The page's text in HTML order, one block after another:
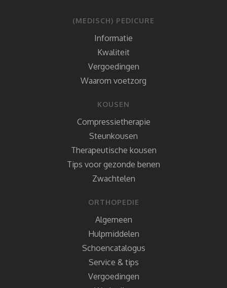
(MEDISCH) PEDICURE
Informatie
Kwaliteit
Vergoedingen
Waarom voetzorg
KOUSEN
Compressietherapie
Steunkousen
Therapeutische kousen
Tips voor gezonde benen
Zwachtelen
ORTHOPEDIE
Algemeen
Hulpmiddelen
Schoencatalogus
Service & tips
Vergoedingen